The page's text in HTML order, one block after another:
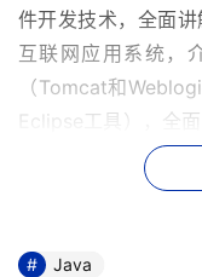
件开发技术，全面
互联网应用系统，
（Tomcat和
Eclipse工具），全
开发模式与设计思
系统与网络应用开发
（3）完善的职业素
Java